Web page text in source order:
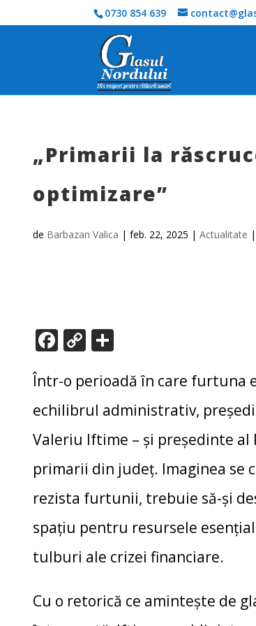
0730 854 639
„Primarii la
optimizare”
de Barbazan Valica |feb. 22, 2025 |Actualitate |
F
e
b
o
o
k
C
p
y
Li
n
k
ta
je
az
ă
Într-o perioadă în care furtuna
echilibrul administrativ,
Valeriu Iftime – și președinte
primarii din județ. Imaginea se
rezista furtunii, trebuie să-și
spațiu pentru resursele
tulburi ale crizei financiare.
Cu o retorică ce amintește de